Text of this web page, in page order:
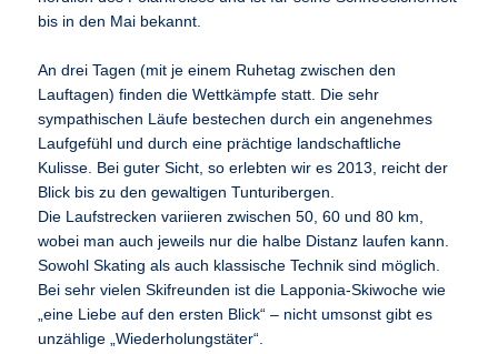
bis in den Mai bekannt.
An drei Tagen (mit je einem Ruhetag zwischen den
Lauftagen) finden die Wettkämpfe statt. Die sehr
sympathischen Läufe bestechen durch ein angenehmes
Laufgefühl und durch eine prächtige landschaftliche
Kulisse. Bei guter Sicht, so erlebten wir es 2013, reicht der
Blick bis zu den gewaltigen Tunturibergen.
Die Laufstrecken variieren zwischen 50, 60 und 80 km,
wobei man auch jeweils nur die halbe Distanz laufen kann.
Sowohl Skating als auch klassische Technik sind möglich.
Bei sehr vielen Skifreunden ist die Lapponia-Skiwoche wie
„eine Liebe auf den ersten Blick“ – nicht umsonst gibt es
unzählige „Wiederholungstäter“.